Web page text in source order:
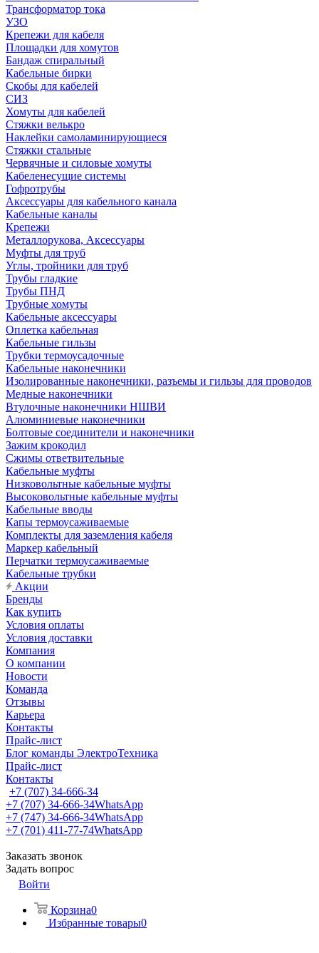
Трансформатор тока
УЗО
Крепежи для кабеля
Площадки для хомутов
Бандаж спиральный
Кабельные бирки
Cкобы для кабелей
СИЗ
Хомуты для кабелей
Стяжки велькро
Наклейки самоламинирующиеся
Стяжки стальные
Червячные и силовые хомуты
Кабеленесущие системы
Гофротрубы
Аксессуары для кабельного канала
Кабельные каналы
Крепежи
Металлорукова, Аксессуары
Муфты для труб
Углы, тройники для труб
Трубы гладкие
Трубы ПНД
Трубные хомуты
Кабельные аксессуары
Оплетка кабельная
Кабельные гильзы
Трубки термоусадочные
Кабельные наконечники
Изолированные наконечники, разъемы и гильзы для проводов
Медные наконечники
Втулочные наконечники НШВИ
Алюминиевые наконечники
Болтовые соединители и наконечники
Зажим крокодил
Сжимы ответвительные
Кабельные муфты
Низковольтные кабельные муфты
Высоковольтные кабельные муфты
Кабельные вводы
Капы термоусаживаемые
Комплекты для заземления кабеля
Маркер кабельный
Перчатки термоусаживаемые
Кабельные трубки
Акции
Бренды
Как купить
Условия оплаты
Условия доставки
Компания
О компании
Новости
Команда
Отзывы
Карьера
Контакты
Прайс-лист
Блог команды ЭлектроТехника
Прайс-лист
Контакты
+7 (707) 34-666-34
+7 (707) 34-666-34WhatsApp
+7 (747) 34-666-34WhatsApp
+7 (701) 411-77-74WhatsApp
Заказать звонок
Задать вопрос
Войти
Корзина0
Избранные товары0